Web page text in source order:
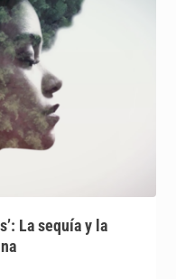
La sequía y la